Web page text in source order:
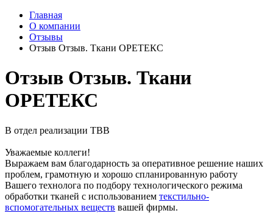
Главная
О компании
Отзывы
Отзыв Отзыв. Ткани ОРЕТЕКС
Отзыв Отзыв. Ткани
ОРЕТЕКС
В отдел реализации ТВВ
Уважаемые коллеги!
Выражаем вам благодарность за оперативное решение наших
проблем, грамотную и хорошо спланированную работу
Вашего технолога по подбору технологического режима
обработки тканей с использованием текстильно-
вспомогательных веществ вашей фирмы.